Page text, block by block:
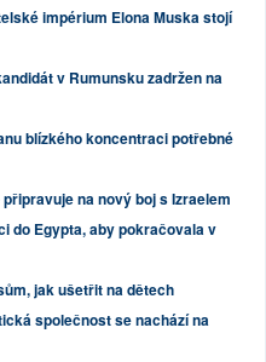
impérium Elona Muska stojí
v Rumunsku zadržen na
blízkého koncentraci potřebné
na nový boj s Izraelem
do Egypta, aby pokračovala v
jak ušetřit na dětech
společnost se nachází na